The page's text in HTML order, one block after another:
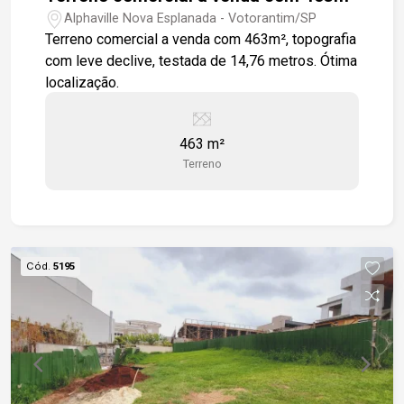
Alphaville Nova Esplanada - Votorantim/SP
Terreno comercial a venda com 463m², topografia
com leve declive, testada de 14,76 metros. Ótima
localização.
463 m²
Terreno
Cód. 5195